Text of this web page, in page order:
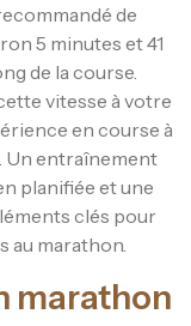
de
5 minutes et 41
de la course.
vitesse à votre
en course à
Un entraînement
planifiée et une
clés pour
au marathon.
marathon